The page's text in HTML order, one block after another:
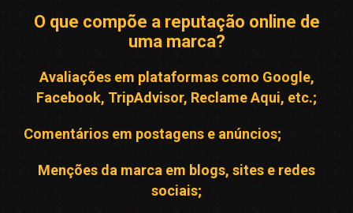
O que compõe a reputação online de
uma marca?
Avaliações em plataformas como Google,
Facebook, TripAdvisor, Reclame Aqui, etc.;
Comentários em postagens e anúncios;
Menções da marca em blogs, sites e redes
sociais;